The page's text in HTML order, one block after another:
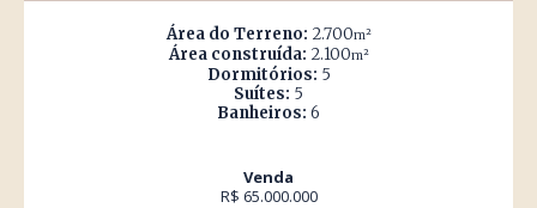
Área do Terreno: 2.700m²
Área construída: 2.100m²
Dormitórios: 5
Suítes: 5
Banheiros: 6
Venda
R$ 65.000.000